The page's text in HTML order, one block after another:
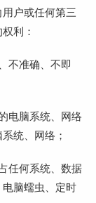
户或任何第三
利：
不准确、不即
电脑系统、网络
统、网络；
任何系统、数据
脑蠕虫、定时